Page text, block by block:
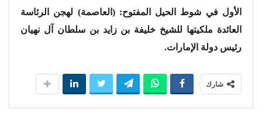
الأول في شوط الحيل المفتوح:(العاصمة) لهجن الرئاسة
العائدة ملكيتها للشيخ خليفة بن زايد بن سلطان آل نهيان
رئيس دولة الإمارات.
شارك